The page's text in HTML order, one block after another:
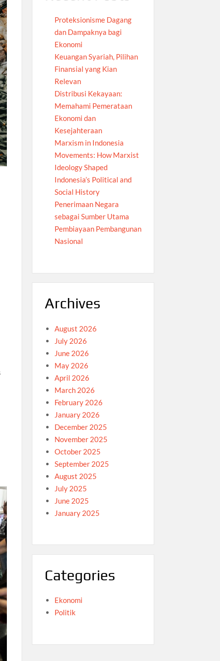
Proteksionisme Dagang
dan Dampaknya bagi
Ekonomi
Keuangan Syariah, Pilihan
Finansial yang Kian
Relevan
Distribusi Kekayaan:
Memahami Pemerataan
Ekonomi dan
Kesejahteraan
Marxism in Indonesia
Movements: How Marxist
Ideology Shaped
Indonesia’s Political and
Social History
Penerimaan Negara
sebagai Sumber Utama
Pembiayaan Pembangunan
Nasional
Archives
August 2026
July 2026
June 2026
May 2026
April 2026
March 2026
February 2026
January 2026
December 2025
November 2025
October 2025
September 2025
August 2025
July 2025
June 2025
January 2025
Categories
Ekonomi
Politik